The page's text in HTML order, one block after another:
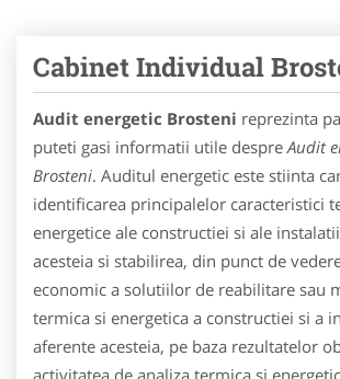
Cabinet Individual
Audit energetic Brosteni reprezinta
puteti gasi informatii utile despre Audit
Brosteni. Auditul energetic este stiinta
identificarea principalelor caracteristici
energetice ale constructiei si ale
acesteia si stabilirea, din punct de
economic a solutiilor de reabilitare sau
termica si energetica a constructiei si a
aferente acesteia, pe baza rezultatelor
activitatea de analiza termica si